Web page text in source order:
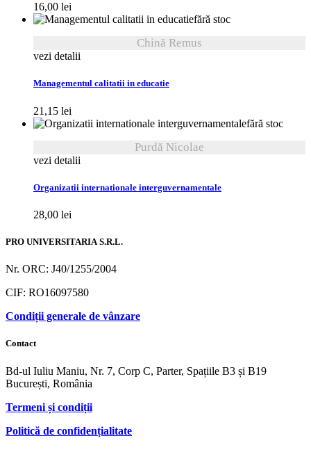
16,00 lei
fără stoc
Chină Remus
vezi detalii
Managementul calitatii in educatie
21,15 lei
fără stoc
Purdă Nicolae
vezi detalii
Organizatii internationale interguvernamentale
28,00 lei
PRO UNIVERSITARIA S.R.L.
Nr. ORC: J40/1255/2004
CIF: RO16097580
Condiții generale de vânzare
Contact
Bd-ul Iuliu Maniu, Nr. 7, Corp C, Parter, Spațiile B3 și B19
București, România
Termeni și condiții
Politică de confidențialitate